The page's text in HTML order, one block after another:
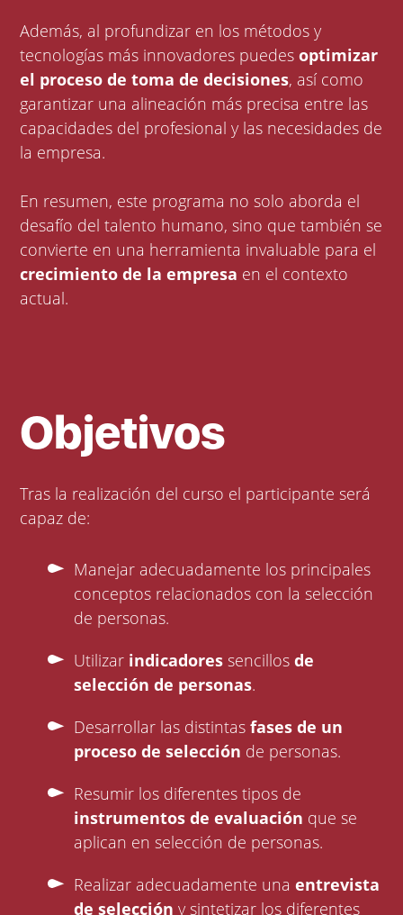
Además, al profundizar en los métodos y
tecnologías más innovadores puedesoptimizar
el proceso de toma de decisiones, así como
garantizar una alineación más precisa entre las
capacidades del profesional y las necesidades de
la empresa.
En resumen, este programa no solo aborda el
desafío del talento humano, sino que también se
convierte en una herramienta invaluable para el
crecimiento de la empresa en el contexto
actual.
Objetivos
Tras la realización del curso el participante será
capaz de:
Manejar adecuadamente los principales
conceptos relacionados con la selección
de personas.
Utilizar indicadoressencillosde
selección de personas.
Desarrollar las distintasfases de un
proceso de selección de personas.
Resumir los diferentes tipos de
instrumentos de evaluación que se
aplican en selección de personas.
Realizar adecuadamente unaentrevista
de selección y sintetizar los diferentes